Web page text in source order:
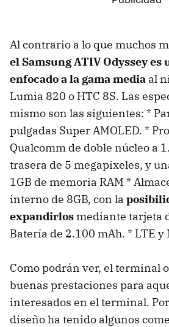
Al contrario a lo que muchos
el Samsung ATIV Odyssey
enfocado a la gama media al
Lumia 820 o HTC 8S. Las
mismo son las siguientes: *
pulgadas Super AMOLED. *
Qualcomm de doble núcleo a
trasera de 5 megapixeles, y
1GB de memoria RAM *
interno de 8GB, con la
expandirlos mediante tarjeta
Batería de 2.100 mAh. * LTE y
Como podrán ver, el terminal
buenas prestaciones para
interesados en el terminal.
diseño ha tenido algunos